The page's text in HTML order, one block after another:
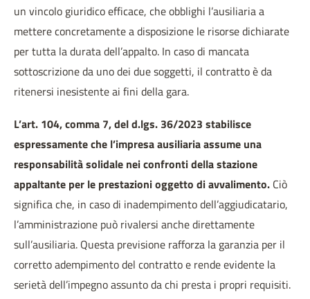
un vincolo giuridico efficace, che obblighi l’ausiliaria a
mettere concretamente a disposizione le risorse dichiarate
per tutta la durata dell’appalto. In caso di mancata
sottoscrizione da uno dei due soggetti, il contratto è da
ritenersi inesistente ai fini della gara.
L’art. 104, comma 7, del d.lgs. 36/2023 stabilisce
espressamente che l’impresa ausiliaria assume una
responsabilità solidale nei confronti della stazione
appaltante per le prestazioni oggetto di avvalimento. Ciò
significa che, in caso di inadempimento dell’aggiudicatario,
l’amministrazione può rivalersi anche direttamente
sull’ausiliaria. Questa previsione rafforza la garanzia per il
corretto adempimento del contratto e rende evidente la
serietà dell’impegno assunto da chi presta i propri requisiti.